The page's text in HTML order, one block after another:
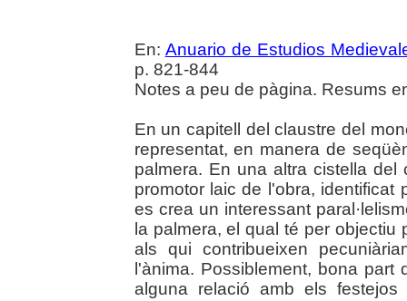
En: Anuario de Estudios
p. 821-844
Notes a peu de pàgina. Resums
En un capitell del claustre del
representat, en manera de
palmera. En una altra cistella
promotor laic de l'obra,
es crea un interessant
la palmera, el qual té per
als qui contribueixen
l'ànima. Possiblement, bona
alguna relació amb els